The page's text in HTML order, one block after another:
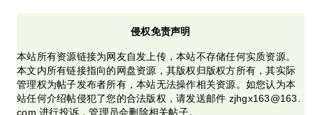
侵权免责声明
本站所有资源链接为网友自发上传，本站不存储任何实质资源。
本文内所有链接指向的网盘资源，其版权归版权方所有，其实际
管理权为帖子发布者所有，本站无法操作相关资源。如您认为本
站任何介绍帖侵犯了您的合法版权，请发送邮件 zjhgx163@163.
com 进行投诉，管理员会删除相关帖子。